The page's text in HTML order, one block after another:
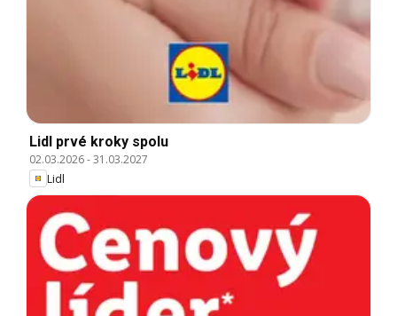
Lidl prvé kroky spolu
02.03.2026-31.03.2027
Lidl